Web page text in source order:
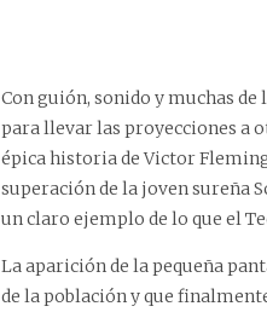
Con guión, sonido y muchas
para llevar las proyecciones a
épica historia de Victor
superación de la joven sureña
un claro ejemplo de lo que el
La aparición de la pequeña
de la población y que